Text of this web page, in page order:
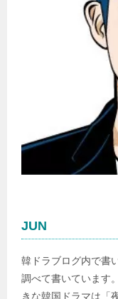
JUN
韓ドラブログ内で書
調べて書いています
きな韓国ドラマは「